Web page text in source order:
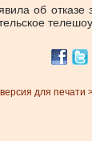
об
версия для печати